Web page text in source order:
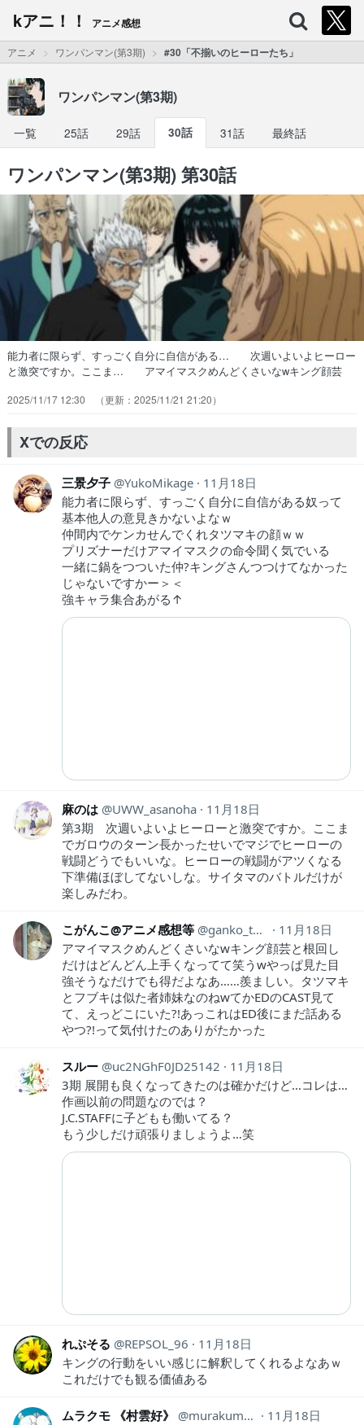
kアニ！！ アニメ感想
アニメ ワンパンマン(第3期) #30「不揃いのヒーローたち」
ワンパンマン(第3期)
一覧 25話 29話 30話 31話 最終話
ワンパンマン(第3期) 第30話
能力者に限らず、すっごく自分に自信がある… 次週いよいよヒーロー
と激突ですか。ここま… アマイマスクめんどくさいなwキング顔芸
をいい感じに解釈してくれるよ… 童帝は怪人協会突入の作戦会議を開
vsガロウが最終決戦みたいな大迫力… オロチやギョロギョロがいる怪
人と違って、… “会議は踊る、されど進まず”ガロウが怪人…
2025/11/17 12:30 2025/11/21 21:20
Xでの反応
三景夕子 YukoMikage
11月18日
能力者に限らず、すっごく自分に自信がある奴って
基本他人の意見きかないよなｗ
仲間内でケンカせんでくれタツマキの顔ｗｗ
プリズナーだけアマイマスクの命令聞く気でいる
一緒に鍋をつついた仲?キングさんつつけてなかった
じゃないですかー＞＜
強キャラ集合あがる↑
麻のは UWW_asanoha
11月18日
第3期 次週いよいよヒーローと激突ですか。ここま
でガロウのターン長かったせいでマジでヒーローの
戦闘どうでもいいな。ヒーローの戦闘がアツくなる
下準備ほぼしてないしな。サイタマのバトルだけが
楽しみだわ。
こがんこ@アニメ感想等 ganko_thought44
11月18日
アマイマスクめんどくさいなwキング顔芸と根回し
だけはどんどん上手くなってて笑うwやっぱ見た目
強そうなだけでも得だよなあ……羨ましい。タツマキ
とフブキは似た者姉妹なのねwてかEDのCAST見て
て、えっどこにいた?!あっこれはED後にまだ話ある
やつ?!って気付けたのありがたかった
スルー uc2NGhF0JD25142
11月18日
3期 展開も良くなってきたのは確かだけど…コレは…
作画以前の問題なのでは？
J.C.STAFFに子どもも働いてる？
もう少しだけ頑張りましょうよ…笑
れぷそる REPSOL_96
11月18日
キングの行動をいい感じに解釈してくれるよなあｗ
これだけでも観る価値ある
ムラクモ 《村雲好》 murakumo81
11月18日